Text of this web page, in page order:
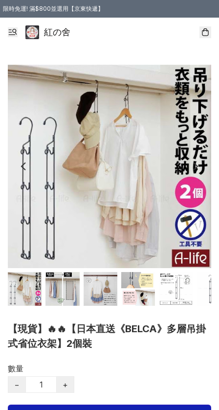
限時免運! 滿$800並選用【京東快遞】
紅の舍
【現貨】🔥🔥【日本直送《BELCA》多層吊掛
式省位衣架】2個裝
數量
−
+